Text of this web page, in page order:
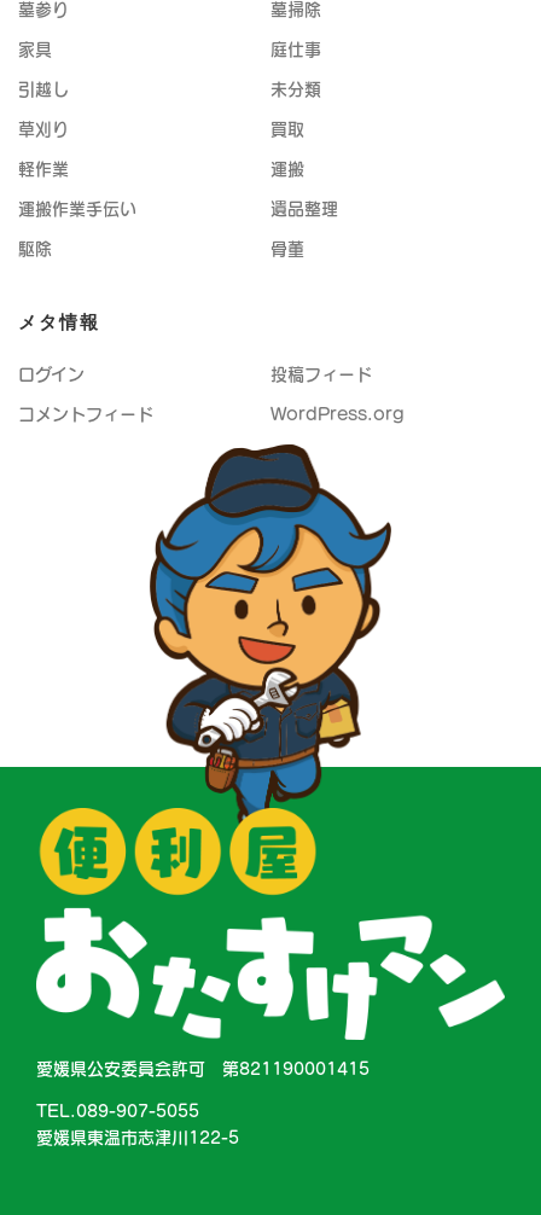
墓参り 墓掃除
家具 庭仕事
引越し 未分類
草刈り 買取
軽作業 運搬
運搬作業手伝い 遺品整理
駆除 骨董
メタ情報
ログイン 投稿フィード
コメントフィード WordPress.org
愛媛県公安委員会許可 第821190001415
TEL.089-907-5055
愛媛県東温市志津川122-5